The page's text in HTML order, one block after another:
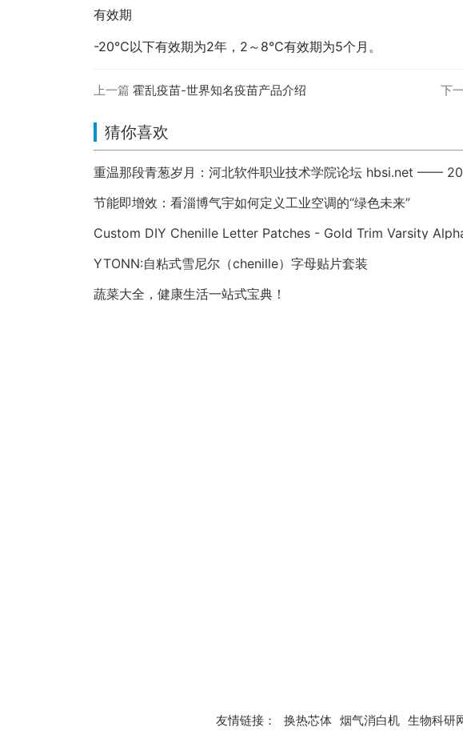
有效期
-20℃以下有效期为2年，2～8℃有效期为5个月。
上一篇 霍乱疫苗-世界知名疫苗产品介绍 下
猜你喜欢
重温那段青葱岁月：河北软件职业技术学院论坛 hbsi.net ——
节能即增效：看淄博气宇如何定义工业空调的“绿色未来”
Custom DIY Chenille Letter Patches - Gold Trim Varsity
YTONN:自粘式雪尼尔（chenille）字母贴片套装
蔬菜大全，健康生活一站式宝典！
友情链接： 换热芯体 烟气消白机 生物科研